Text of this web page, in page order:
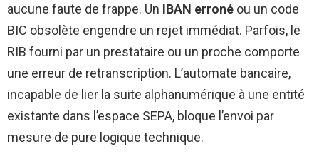
aucune faute de frappe. Un IBAN erroné ou un code
BIC obsolète engendre un rejet immédiat. Parfois, le
RIB fourni par un prestataire ou un proche comporte
une erreur de retranscription. L’automate bancaire,
incapable de lier la suite alphanumérique à une entité
existante dans l’espace SEPA, bloque l’envoi par
mesure de pure logique technique.